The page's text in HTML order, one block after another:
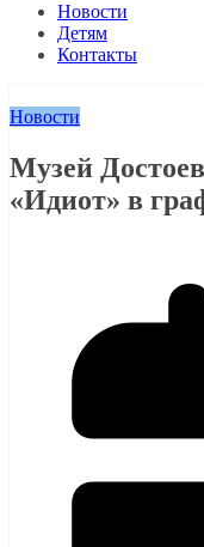
Новости
Детям
Контакты
Новости
Музей
«Идиот» в